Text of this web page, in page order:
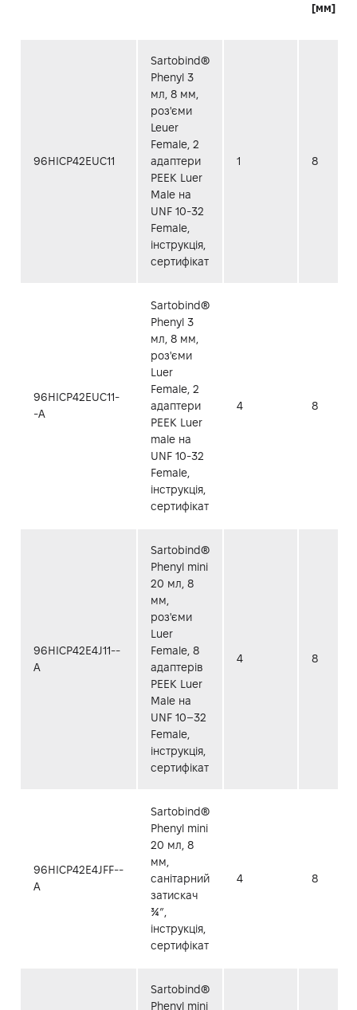
[мм]
96HICP42EUC11
Sartobind®
Phenyl 3
мл, 8 мм,
роз'єми
Leuer
Female, 2
адаптери
PEEK Luer
Male на
UNF 10-32
Female,
інструкція,
сертифікат
1 8
96HICP42EUC11-
-A
Sartobind®
Phenyl 3
мл, 8 мм,
роз'єми
Luer
Female, 2
адаптери
PEEK Luer
male на
UNF 10-32
Female,
інструкція,
сертифікат
4 8
96HICP42E4J11--
A
Sartobind®
Phenyl mini
20 мл, 8
мм,
роз'єми
Luer
Female, 8
адаптерів
PEEK Luer
Male на
UNF 10–32
Female,
інструкція,
сертифікат
4 8
96HICP42E4JFF--
A
Sartobind®
Phenyl mini
20 мл, 8
мм,
санітарний
затискач
¾”,
інструкція,
сертифікат
4 8
Sartobind®
Phenyl mini